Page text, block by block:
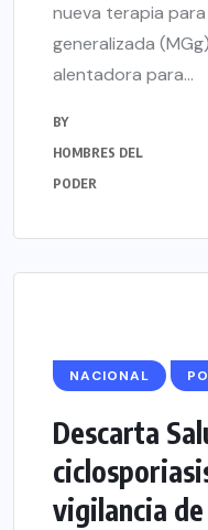
nueva terapia
generalizada
alentadora para...
BY
HOMBRES DEL
PODER
NACIONAL
Descarta
vigilancia de